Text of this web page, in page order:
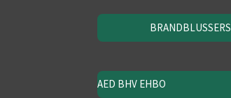
BRANDBLUSSERS
AED BHV EHBO